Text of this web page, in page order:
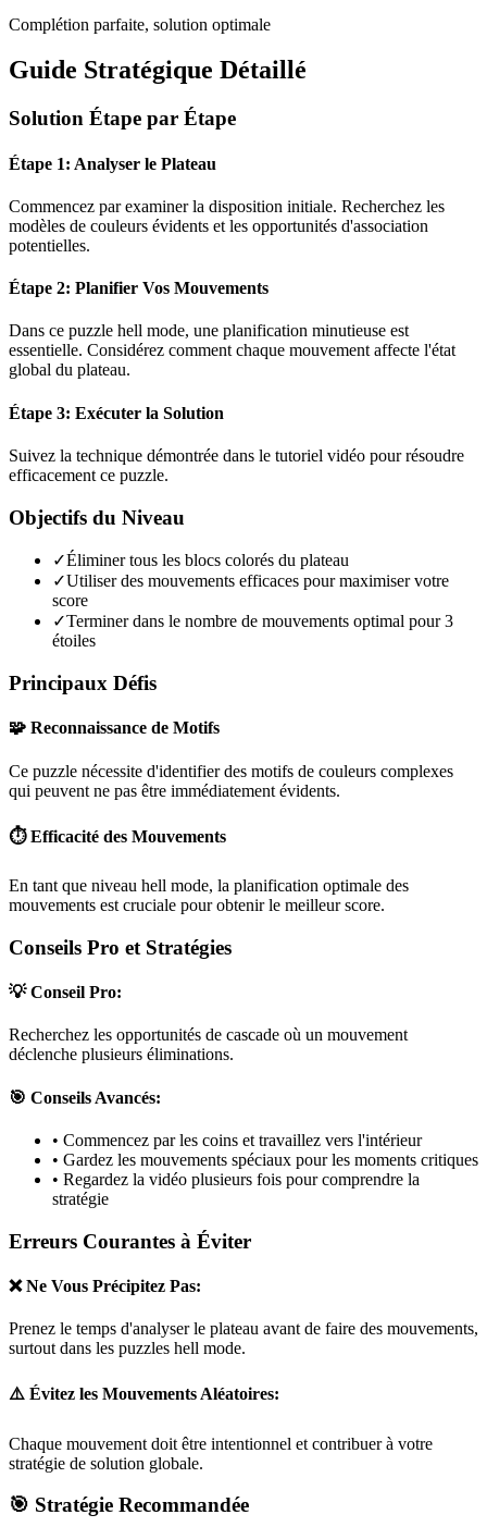
Complétion parfaite, solution optimale
Guide Stratégique Détaillé
Solution Étape par Étape
Étape 1: Analyser le Plateau
Commencez par examiner la disposition initiale. Recherchez les
modèles de couleurs évidents et les opportunités d'association
potentielles.
Étape 2: Planifier Vos Mouvements
Dans ce puzzle hell mode, une planification minutieuse est
essentielle. Considérez comment chaque mouvement affecte l'état
global du plateau.
Étape 3: Exécuter la Solution
Suivez la technique démontrée dans le tutoriel vidéo pour résoudre
efficacement ce puzzle.
Objectifs du Niveau
✓Éliminer tous les blocs colorés du plateau
✓Utiliser des mouvements efficaces pour maximiser votre
score
✓Terminer dans le nombre de mouvements optimal pour 3
étoiles
Principaux Défis
🧩 Reconnaissance de Motifs
Ce puzzle nécessite d'identifier des motifs de couleurs complexes
qui peuvent ne pas être immédiatement évidents.
⏱️ Efficacité des Mouvements
En tant que niveau hell mode, la planification optimale des
mouvements est cruciale pour obtenir le meilleur score.
Conseils Pro et Stratégies
💡 Conseil Pro:
Recherchez les opportunités de cascade où un mouvement
déclenche plusieurs éliminations.
🎯 Conseils Avancés:
• Commencez par les coins et travaillez vers l'intérieur
• Gardez les mouvements spéciaux pour les moments critiques
• Regardez la vidéo plusieurs fois pour comprendre la
stratégie
Erreurs Courantes à Éviter
❌ Ne Vous Précipitez Pas:
Prenez le temps d'analyser le plateau avant de faire des mouvements,
surtout dans les puzzles hell mode.
⚠️ Évitez les Mouvements Aléatoires:
Chaque mouvement doit être intentionnel et contribuer à votre
stratégie de solution globale.
🎯 Stratégie Recommandée